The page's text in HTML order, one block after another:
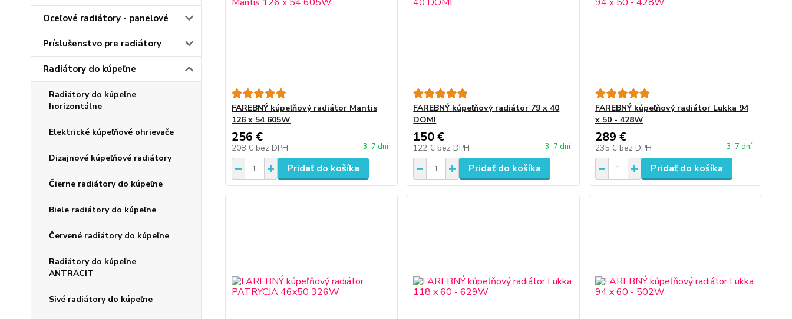
Oceľové radiátory - panelové
Príslušenstvo pre radiátory
Radiátory do kúpeľne
Radiátory do kúpeľne
horizontálne
Elektrické kúpeľňové ohrievače
Dizajnové kúpeľňové radiátory
Čierne radiátory do kúpeľne
Biele radiátory do kúpeľne
Červené radiátory do kúpeľne
Radiátory do kúpeľne
ANTRACIT
Sivé radiátory do kúpeľne
FAREBNÝ kúpeľňový radiátor Mantis
126 x 54 605W
256 €
208 € bez DPH 3-7 dní
Pridať do košíka
FAREBNÝ kúpeľňový radiátor 79 x 40
DOMI
150 €
122 € bez DPH 3-7 dní
Pridať do košíka
FAREBNÝ kúpeľňový radiátor Lukka 94
x 50 - 428W
289 €
235 € bez DPH 3-7 dní
Pridať do košíka